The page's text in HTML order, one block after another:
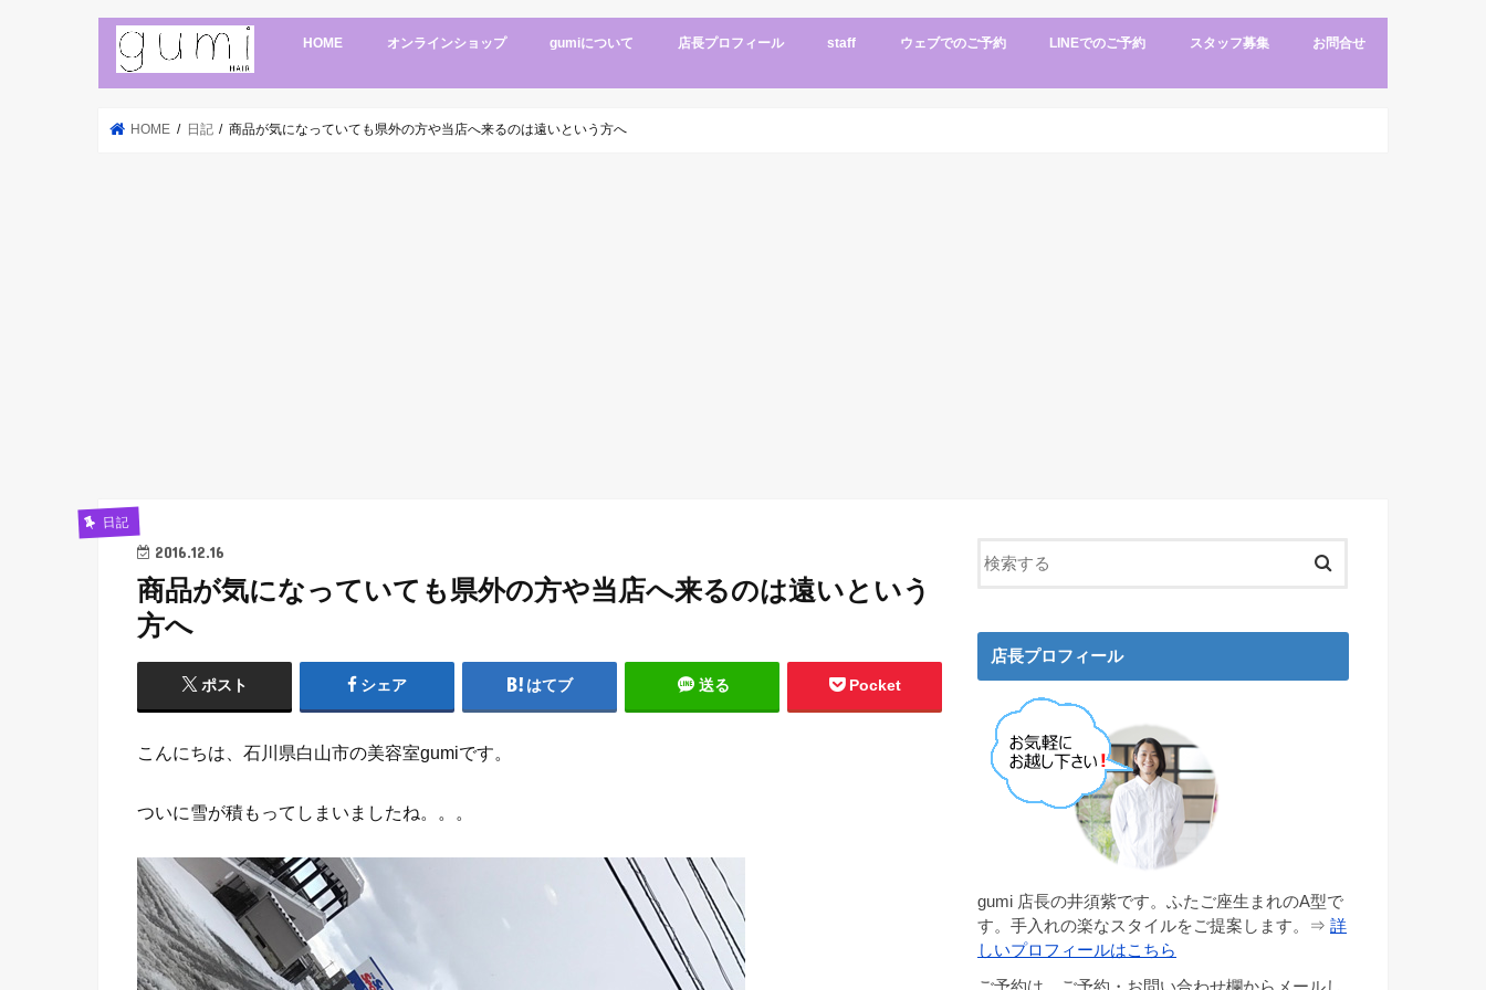
HOME オンラインショップ gumiについて
インテリア
ショップデータ
メニュー
アクセス
店長プロフィール staff ウェブでのご予約 LINEでのご予約 スタッフ募集 お問合せ
HOME 日記 商品が気になっていても県外の方や当店へ来るのは遠いという方へ
日記
2016.12.16
商品が気になっていても県外の方や当店へ来るのは遠いという
方へ
ポスト シェア はてブ 送る Pocket
こんにちは、石川県白山市の美容室gumiです。
ついに雪が積もってしまいましたね。。。
店長プロフィール
gumi 店長の井須紫です。ふたご座生まれのA型で
す。手入れの楽なスタイルをご提案します。⇒ 詳
しいプロフィールはこちら